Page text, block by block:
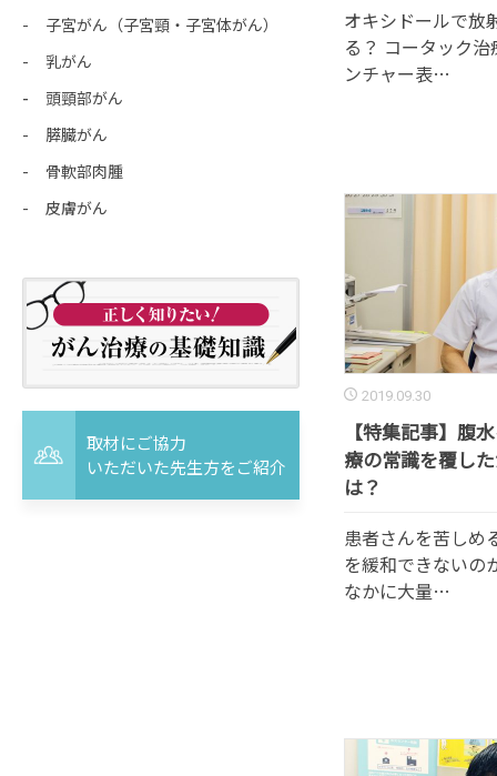
オキシドールで放
る？ コータック
ンチャー表…
2019.09.30
【特集記事】腹
療の常識を覆し
は？
患者さんを苦しめ
を緩和できないの
なかに大量…
子宮がん（子宮頸・子宮体がん）
乳がん
頭頸部がん
膵臓がん
骨軟部肉腫
皮膚がん
取材にご協力
いただいた先生方をご紹介